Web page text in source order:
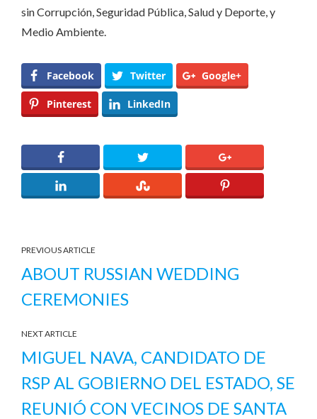
sin Corrupción, Seguridad Pública, Salud y Deporte, y
Medio Ambiente.
Facebook Twitter Google+
Pinterest LinkedIn
PREVIOUS ARTICLE
ABOUT RUSSIAN WEDDING
CEREMONIES
NEXT ARTICLE
MIGUEL NAVA, CANDIDATO DE
RSP AL GOBIERNO DEL ESTADO, SE
REUNIÓ CON VECINOS DE SANTA